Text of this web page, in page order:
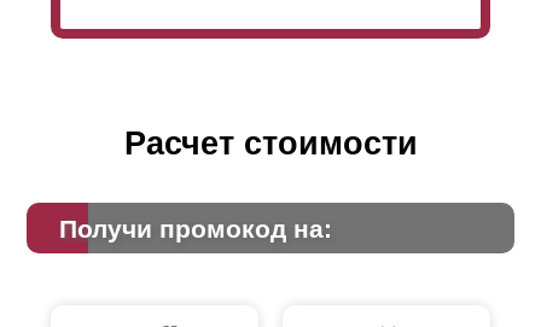
Расчет стоимости
Получи промокод на: